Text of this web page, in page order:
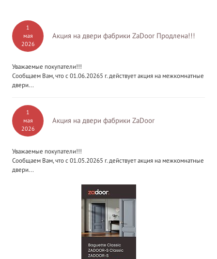
1
мая
2026
Акция на двери фабрики ZaDoor Продлена!!!
Уважаемые покупатели!!!
Сообщаем Вам, что с 01.06.20265 г. действует акция на межкомнатные
двери...
1
мая
2026
Акция на двери фабрики ZaDoor
Уважаемые покупатели!!!
Сообщаем Вам, что с 01.05.20265 г. действует акция на межкомнатные
двери...